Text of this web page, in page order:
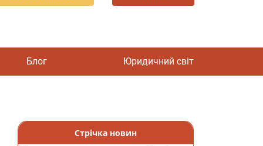
Блог Юридичний світ
Стрічка новин